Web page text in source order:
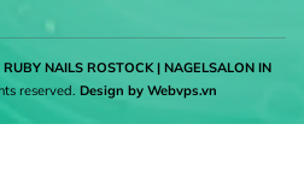
NAILS ROSTOCK | NAGELSALON IN
reserved. Design by Webvps.vn